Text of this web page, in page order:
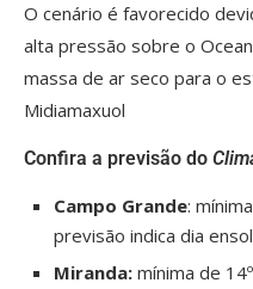
O cenário é favorecido
alta pressão sobre o
massa de ar seco para o
Midiamaxuol
Confira a previsão do
Campo Grande:
previsão indica dia
Miranda: mínima de